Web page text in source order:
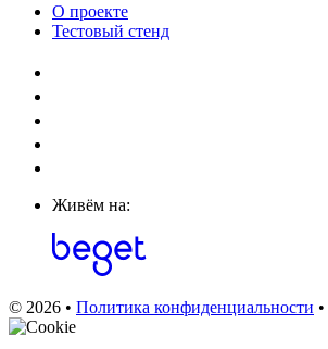
О проекте
Тестовый стенд
Живём на:
© 2026 • Политика конфиденциальности •